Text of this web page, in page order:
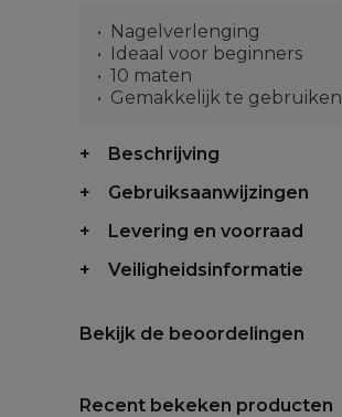
Nagelverlenging
Ideaal voor beginners
10 maten
Gemakkelijk te gebruiken
Beschrijving
Gebruiksaanwijzingen
Levering en voorraad
Veiligheidsinformatie
Bekijk de beoordelingen
Recent bekeken producten